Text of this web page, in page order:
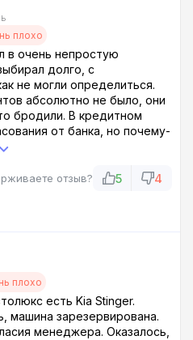
плохо
в очень непростую
долго, с
не могли определиться.
абсолютно не было, они
бродили. В кредитном
от банка, но почему-
Процентная ставка по
отказался. Никому не
отзыв? 5 4
плохо
есть Kia Stinger.
машина зарезервирована.
менеджера. Оказалось,